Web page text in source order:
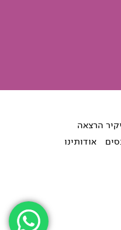
הרצאה
אודותינו